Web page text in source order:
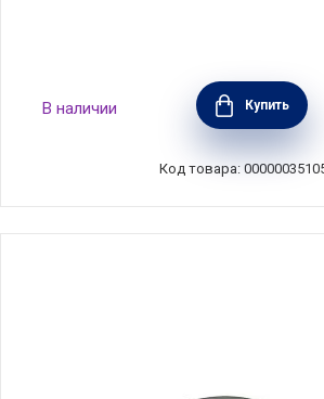
Обеденный набор на 4
предметов, фарфор, белый с
кантом, Maxwell & Williams,
В наличии Купить
Код товара: